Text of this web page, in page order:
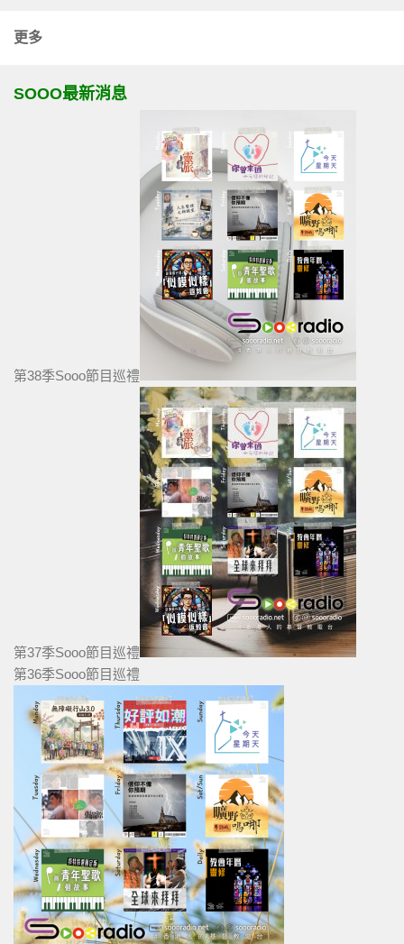
更多
SOOO最新消息
第38季Sooo節目巡禮
第37季Sooo節目巡禮
第36季Sooo節目巡禮